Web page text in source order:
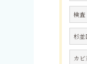
検査
杉並
カ